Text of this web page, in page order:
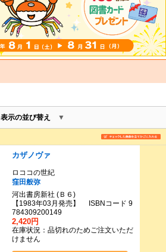
表示の並び替え
カザノヴァ
ロココの世紀
窪田般弥
河出書房新社 (Ｂ６)
【1983年03月発売】 ISBNコード 9
784309200149
2,420円
在庫状況：品切れのためご注文いただ
けません